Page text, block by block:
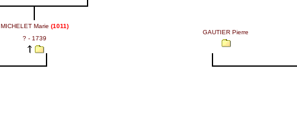
MICHELET Marie (1011)
? - 1739
GAUTIER Pierre